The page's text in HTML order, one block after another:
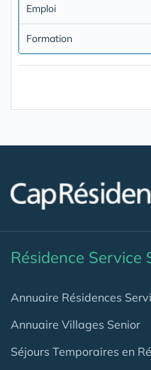
Emploi
Formation
Résidence Service
Annuaire Résidences
Annuaire Villages Senior
Séjours Temporaires en